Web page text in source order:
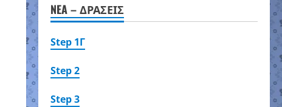
NEA – ΔΡΑΣΕΙΣ
Step 1Γ
Step 2
Step 3